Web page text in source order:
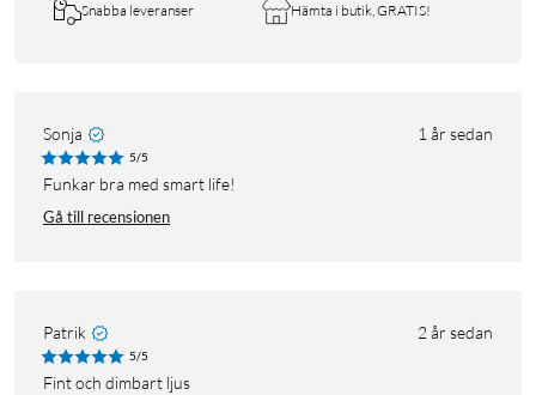
Snabba leveranser Hämta i butik, GRATIS!
Sonja 1 år sedan
5/5
Funkar bra med smart life!
Gå till recensionen
Patrik 2 år sedan
5/5
Fint och dimbart ljus